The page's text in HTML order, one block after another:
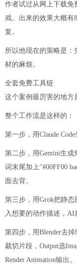
作者试过从网上下载免
戏。出来的效果大概有
复。
所以他现在的策略是：
材的麻烦。
全套免费工具链
这个案例最厉害的地方
整个工作流是这样的：
第一步，用Claude
第二步，用Gemini生
词末尾加上"#00FF00
面去背。
第三步，用Grok把静
入想要的动作描述，AI
第四步，用Blender去
裁切片段，Output选
Render Animation输出。